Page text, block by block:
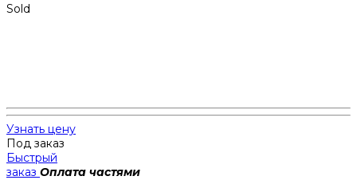
Sold
Узнать цену
Под заказ
Быстрый
заказ Оплата частями